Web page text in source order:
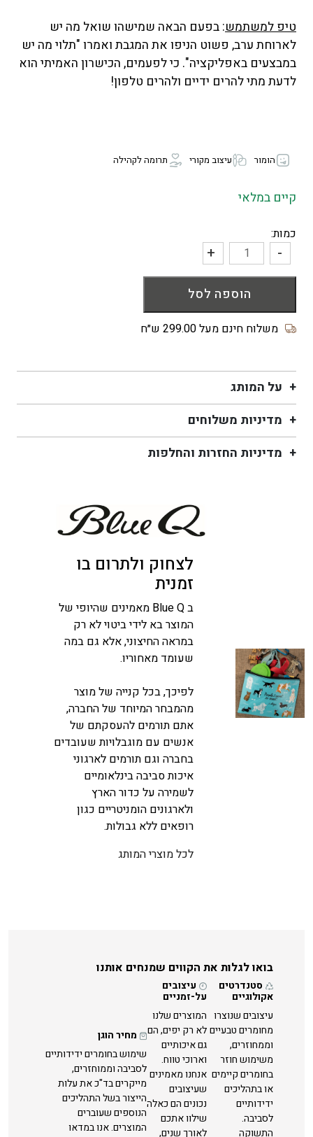
טיפ למשתמש: בפעם הבאה שמישהו שואל מה יש
לארוחת ערב, פשוט הניפו את המגבת ואמרו "תלוי מה יש
במבצעים באפליקציה". כי לפעמים, הכישרון האמיתי הוא
לדעת מתי להרים ידיים ולהרים טלפון!
הומור עיצוב מקורי תרומה לקהילה
קיים במלאי
כמות:
כמות
של
מטבח
My
Takeout
-
+
הוספה לסל
משלוח חינם מעל 299.00 ש״ח
על המותג
מדיניות משלוחים
מדיניות החזרות והחלפות
לצחוק ולתרום בו
זמנית
ב Blue Q מאמינים שהיופי של
המוצר בא לידי ביטוי לא רק
במראה החיצוני, אלא גם במה
שעומד מאחוריו.
לפיכך, בכל קנייה של מוצר
מהמבחר המיוחד של החברה,
אתם תורמים להעסקתם של
אנשים עם מוגבלויות שעובדים
בחברה וגם תורמים לארגוני
איכות סביבה בינלאומיים
לשמירה על כדור הארץ
ולארגונים הומניטריים כגון
רופאים ללא גבולות.
לכל מוצרי המותג
בואו לגלות את הקווים שמנחים אותנו
סטנדרטים
אקולוגיים
עיצובים שנוצרו
מחומרים טבעיים
וממחוזרים,
משימוש חוזר
בחומרים קיימים
או בתהליכים
ידידותיים
לסביבה.
התשוקה
עיצובים
על-זמניים
המוצרים שלנו
לא רק יפים, הם
גם איכותיים
וארוכי טווח.
אנחנו מאמינים
שעיצובים
נכונים הם כאלה
שילוו אתכם
לאורך שנים,
מחיר הוגן
שימוש בחומרים ידידותיים
לסביבה וממוחזרים,
מייקרים בד"כ את עלות
הייצור בשל התהליכים
הנוספים שעוברים
המוצרים. אנו במדאו